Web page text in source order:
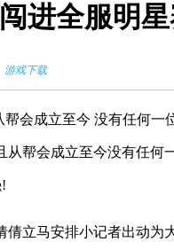
进全服明星
游戏下载
会成立至今 没有任何
帮会成立至今没有任何
立马安排小记者出动为